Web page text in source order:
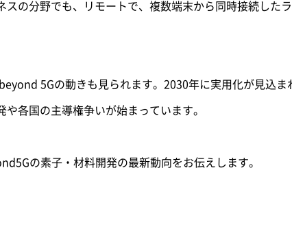
スの分野でも、リモートで、複数端末から同時接続した
5Gの動きも見られます。2030年に実用化が見込ま
各国の主導権争いが始まっています。
の素子・材料開発の最新動向をお伝えします。